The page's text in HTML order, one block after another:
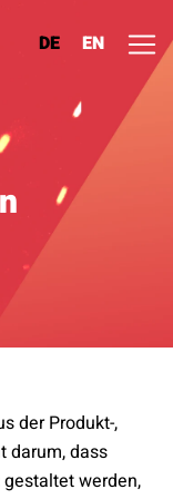
DE EN
der Produkt-,
darum, dass
gestaltet werden,